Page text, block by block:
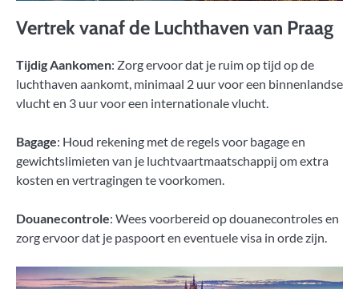
Vertrek vanaf de Luchthaven van Praag
Tijdig Aankomen: Zorg ervoor dat je ruim op tijd op de
luchthaven aankomt, minimaal 2 uur voor een binnenlandse
vlucht en 3 uur voor een internationale vlucht.
Bagage: Houd rekening met de regels voor bagage en
gewichtslimieten van je luchtvaartmaatschappij om extra
kosten en vertragingen te voorkomen.
Douanecontrole: Wees voorbereid op douanecontroles en
zorg ervoor dat je paspoort en eventuele visa in orde zijn.